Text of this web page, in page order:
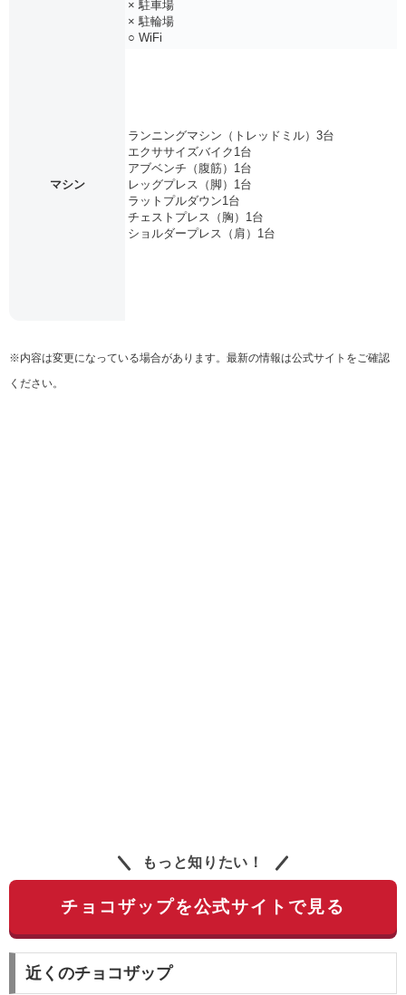
× 駐車場
× 駐輪場
○ WiFi
マシン
ランニングマシン（トレッドミル）3台
エクササイズバイク1台
アブベンチ（腹筋）1台
レッグプレス（脚）1台
ラットプルダウン1台
チェストプレス（胸）1台
ショルダープレス（肩）1台
※内容は変更になっている場合があります。最新の情報は公式サイトをご確認
ください。
もっと知りたい！
チョコザップを公式サイトで見る
近くのチョコザップ